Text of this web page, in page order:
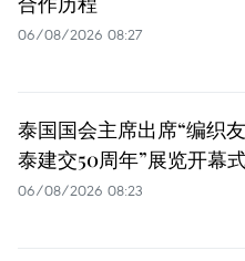
06/08/2026 08:27
泰国国会主席出席“编织
泰建交50周年”展览开幕
06/08/2026 08:23